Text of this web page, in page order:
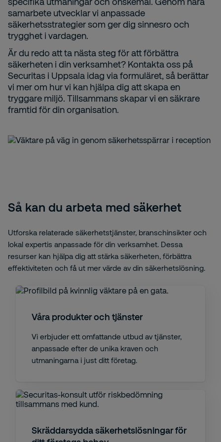
samarbete utvecklar vi anpassade
säkerhetsstrategier som ger dig sinnesro och
trygghet i vardagen.
Är du redo att ta nästa steg för att förbättra
säkerheten i din verksamhet? Kontakta oss på
Securitas i Uppsala idag via formuläret, så berättar
vi mer om hur vi kan hjälpa dig att skapa en
tryggare miljö. Tillsammans skapar vi en säkrare
framtid för din organisation.
Så kan du arbeta med säkerhet
Utforska relaterade säkerhetstjänster, branschinsikter och
lokal expertis anpassade för din verksamhet. Dessa
resurser kan hjälpa dig att stärka säkerheten, förbättra
effektiviteten och få ut mer värde av din säkerhetslösning.
Våra produkter och tjänster
Vi erbjuder ett omfattande utbud av tjänster,
anpassade efter de unika kraven och
utmaningarna i just ditt företag.
Skräddarsydda säkerhetslösningar för